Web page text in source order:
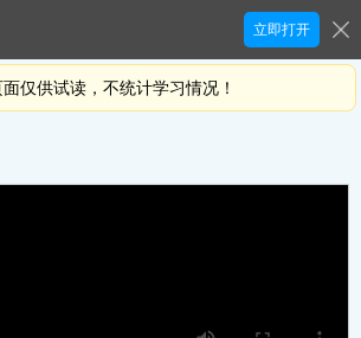
立即打开
仅供试读，不统计学习情况！